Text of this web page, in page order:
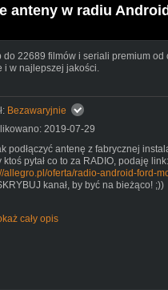
anteny w radiu
do 22689 filmów i seriali premium od
i w najlepszej jakości.
Bezawaryjnie
2019-07-29
podłączyć antenę z fabrycznej
ktoś pytał co to za RADIO, podaję link:
allegro.pl/oferta/radio-android-ford-
kanał, by być na bieżąco! ;))
cały opis